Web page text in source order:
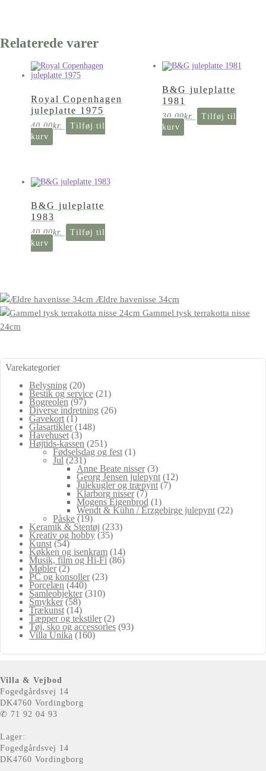
Relaterede varer
Royal Copenhagen
juleplatte 1975
40,00kr.
Tilføj til
kurv
B&G juleplatte
1981
30,00kr.
Tilføj til
kurv
B&G juleplatte
1983
40,00kr.
Tilføj til
kurv
Ældre havenisse 34cm
Gammel tysk terrakotta nisse
24cm
Varekategorier
Belysning (20)
Bestik og service (21)
Bogreolen (97)
Diverse indretning (26)
Gavekort (1)
Glasartikler (148)
Havehuset (3)
Højtids-kassen (251)
Fødselsdag og fest (1)
Jul (231)
Anne Beate nisser (3)
Georg Jensen julepynt (12)
Julekugler og træpynt (7)
Klarborg nisser (7)
Mogens Eigenbrod (1)
Wendt & Kühn / Erzgebirge julepynt (22)
Påske (19)
Keramik & Stentøj (233)
Kreativ og hobby (35)
Kunst (54)
Køkken og isenkram (14)
Musik, film og Hi-Fi (86)
Møbler (2)
PC og konsoller (23)
Porcelæn (440)
Samleobjekter (310)
Smykker (58)
Trækunst (14)
Tæpper og tekstiler (2)
Tøj, sko og accessories (93)
Villa Unika (160)
Villa & Vejbod
Fogedgårdsvej 14
DK4760 Vordingborg
✆ 71 92 04 93
Lager:
Fogedgårdsvej 14
DK4760 Vordingborg